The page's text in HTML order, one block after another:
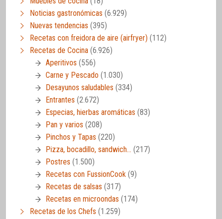
Noticias gastronómicas (6.929)
Nuevas tendencias (395)
Recetas con freidora de aire (airfryer) (112)
Recetas de Cocina (6.926)
Aperitivos (556)
Carne y Pescado (1.030)
Desayunos saludables (334)
Entrantes (2.672)
Especias, hierbas aromáticas (83)
Pan y varios (208)
Pinchos y Tapas (220)
Pizza, bocadillo, sandwich… (217)
Postres (1.500)
Recetas con FussionCook (9)
Recetas de salsas (317)
Recetas en microondas (174)
Recetas de los Chefs (1.259)